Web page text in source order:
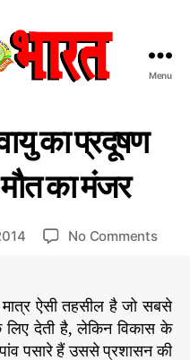
Menu
का प्रदूषण
का मंजर
No Commentso
त्र
में
ज
ल
ऐसी तहसील है जो सबसे
देती है, लेकिन विकास के
पसारे हैं उससे प्रशासन की